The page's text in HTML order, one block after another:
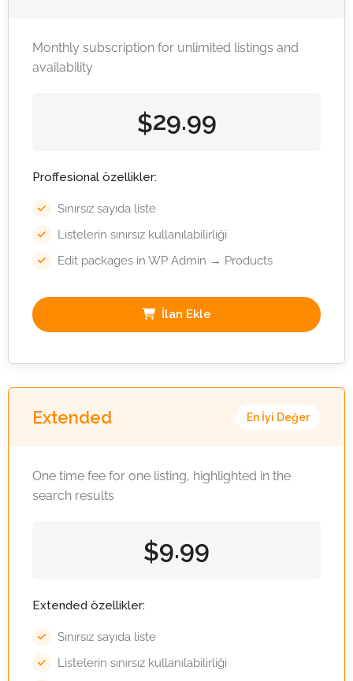
Monthly subscription for unlimited listings and
availability
$29.99
Proffesional özellikler:
Sınırsız sayıda liste
Listelerin sınırsız kullanılabilirliği
Edit packages in WP Admin → Products
İlan Ekle
Extended En İyi Değer
One time fee for one listing, highlighted in the
search results
$9.99
Extended özellikler:
Sınırsız sayıda liste
Listelerin sınırsız kullanılabilirliği